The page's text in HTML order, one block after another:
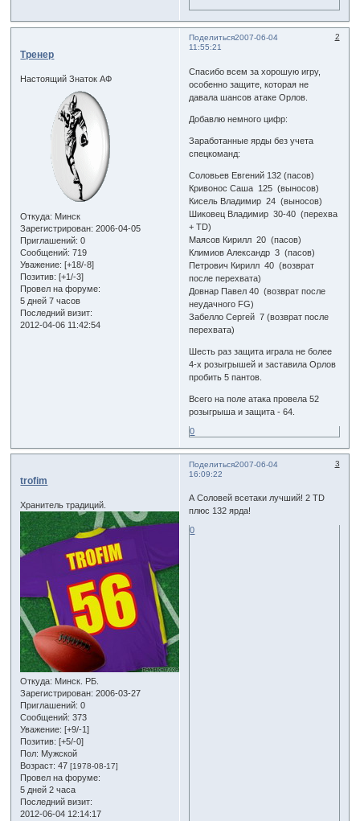
Поделиться 2
2007-06-04
11:55:21
Тренер
Настоящий Знаток АФ
Откуда: Минск
Зарегистрирован: 2006-04-05
Приглашений: 0
Сообщений: 719
Уважение: [+18/-8]
Позитив: [+1/-3]
Провел на форуме:
5 дней 7 часов
Последний визит:
2012-04-06 11:42:54
Спасибо всем за хорошую игру,
особенно защите, которая не
давала шансов атаке Орлов.
Добавлю немного цифр:
Заработанные ярды без учета
спецкоманд:
Соловьев Евгений 132 (пасов)
Кривонос Саша 125 (выносов)
Кисель Владимир 24 (выносов)
Шиковец Владимир 30-40 (перехва
+ TD)
Маясов Кирилл 20 (пасов)
Климиов Александр 3 (пасов)
Петрович Кирилл 40 (возврат
после перехвата)
Довнар Павел 40 (возврат после
неудачного FG)
Забелло Сергей 7 (возврат после
перехвата)
Шесть раз защита играла не более
4-х розыгрышей и заставила Орлов
пробить 5 пантов.
Всего на поле атака провела 52
розыгрыша и защита - 64.
0
Поделиться 3
2007-06-04
16:09:22
trofim
Хранитель традиций.
Откуда: Минск. РБ.
Зарегистрирован: 2006-03-27
Приглашений: 0
Сообщений: 373
Уважение: [+9/-1]
Позитив: [+5/-0]
Пол: Мужской
Возраст: 47[1978-08-17]
Провел на форуме:
5 дней 2 часа
Последний визит:
2012-06-04 12:14:17
А Соловей всетаки лучший! 2 TD
плюс 132 ярда!
0